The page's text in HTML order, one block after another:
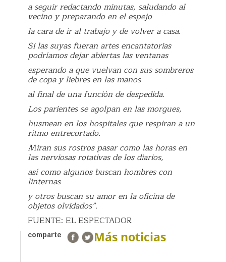
a seguir redactando minutas, saludando al
vecino y preparando en el espejo
la cara de ir al trabajo y de volver a casa.
Si las suyas fueran artes encantatorias
podríamos dejar abiertas las ventanas
esperando a que vuelvan con sus sombreros
de copa y liebres en las manos
al final de una función de despedida.
Los parientes se agolpan en las morgues,
husmean en los hospitales que respiran a un
ritmo entrecortado.
Miran sus rostros pasar como las horas en
las nerviosas rotativas de los diarios,
así como algunos buscan hombres con
linternas
y otros buscan su amor en la oficina de
objetos olvidados”.
FUENTE: EL ESPECTADOR
comparte Más noticias